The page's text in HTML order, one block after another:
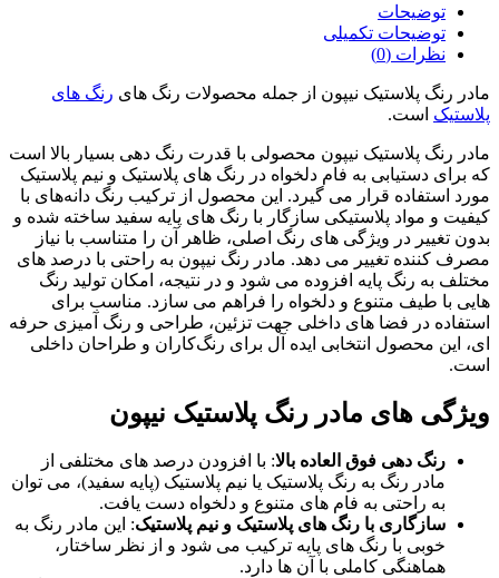
توضیحات
توضیحات تکمیلی
نظرات (0)
مادر رنگ پلاستیک نیپون از جمله محصولات رنگ های رنگ های
پلاستیک است.
مادر رنگ پلاستیک نیپون محصولی با قدرت رنگ ‌دهی بسیار بالا است
که برای دستیابی به فام دلخواه در رنگ‌ های پلاستیک و نیم ‌پلاستیک
مورد استفاده قرار می ‌گیرد. این محصول از ترکیب رنگ‌ دانه‌های با
کیفیت و مواد پلاستیکی سازگار با رنگ‌ های پایه سفید ساخته شده و
بدون تغییر در ویژگی ‌های رنگ اصلی، ظاهر آن را متناسب با نیاز
مصرف ‌کننده تغییر می ‌دهد. مادر رنگ نیپون به ‌راحتی با درصد های
مختلف به رنگ پایه افزوده می‌ شود و در نتیجه، امکان تولید رنگ
‌هایی با طیف متنوع و دلخواه را فراهم می‌ سازد. مناسب برای
استفاده در فضا های داخلی جهت تزئین، طراحی و رنگ‌ آمیزی حرفه‌
ای، این محصول انتخابی ایده ‌آل برای رنگ‌کاران و طراحان داخلی
است.
ویژگی های مادر رنگ پلاستیک نیپون
رنگ ‌دهی فوق ‌العاده بالا: با افزودن درصد های مختلفی از
مادر رنگ به رنگ پلاستیک یا نیم پلاستیک (پایه سفید)، می ‌توان
به راحتی به فام‌ های متنوع و دلخواه دست یافت.
سازگاری با رنگ ‌های پلاستیک و نیم پلاستیک: این مادر رنگ به
‌خوبی با رنگ ‌های پایه ترکیب می ‌شود و از نظر ساختار،
هماهنگی کاملی با آن ‌ها دارد.